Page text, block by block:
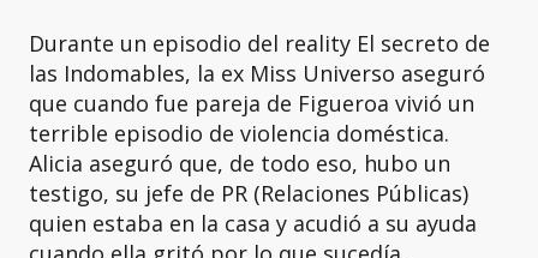
Durante un episodio del reality El secreto de
las Indomables, la ex Miss Universo aseguró
que cuando fue pareja de Figueroa vivió un
terrible episodio de violencia doméstica.
Alicia aseguró que, de todo eso, hubo un
testigo, su jefe de PR (Relaciones Públicas)
quien estaba en la casa y acudió a su ayuda